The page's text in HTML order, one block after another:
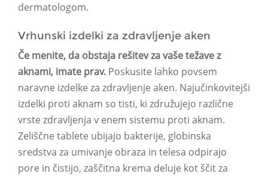
dermatologom.
Vrhunski izdelki za zdravljenje aken
Če menite, da obstaja rešitev za vaše težave z
aknami, imate prav. Poskusite lahko povsem
naravne izdelke za zdravljenje aken. Najučinkovitejši
izdelki proti aknam so tisti, ki združujejo različne
vrste zdravljenja v enem sistemu proti aknam.
Zeliščne tablete ubijajo bakterije, globinska
sredstva za umivanje obraza in telesa odpirajo
pore in čistijo, zaščitna krema deluje kot ščit za